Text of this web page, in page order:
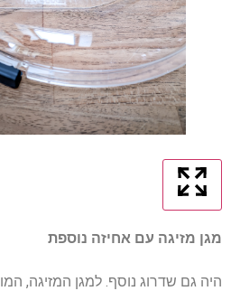
מגן מזיגה עם אחיזה נוספת
היה גם שדרוג נוסף. למגן המזיגה,